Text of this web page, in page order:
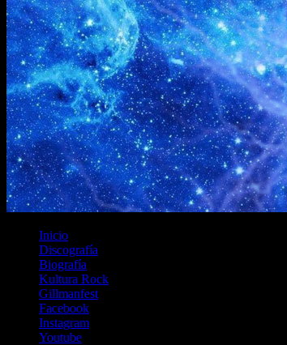
Inicio
Discografía
Biografía
Kultura Rock
Gillmanfest
Facebook
Instagram
Youtube